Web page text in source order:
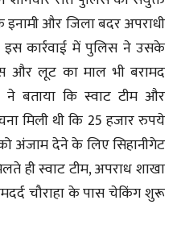
और जिला बदर अपराधी
कार्रवाई में पुलिस ने उसके
और लूट का माल भी बरामद
ने बताया कि स्वाट टीम और
मिली थी कि 25 हजार रुपये
अंजाम देने के लिए सिहानीगेट
ही स्वाट टीम, अपराध शाखा
चौराहा के पास चेकिंग शुरू